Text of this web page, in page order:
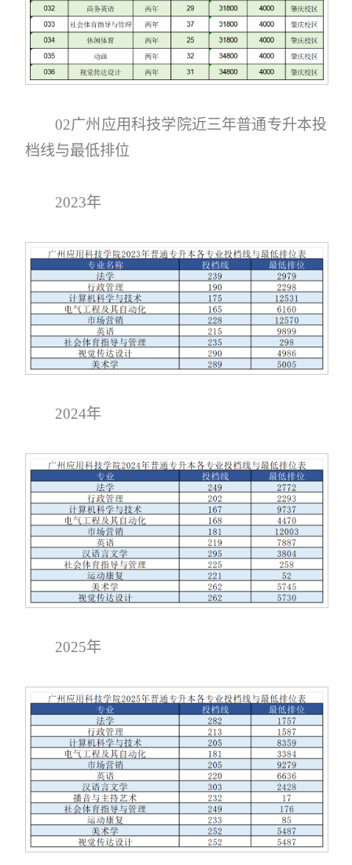
02广州应用科技学院近三年普通专升本投
档线与最低排位
2023年
2024年
2025年